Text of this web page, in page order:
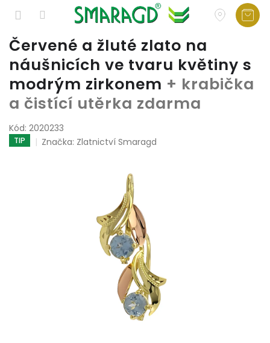
Přejít
obsah
Červené a žluté zlato na
náušnicích ve tvaru květiny s
modrým zirkonem + krabička
a čistící utěrka zdarma
Kód: 2020233
TIP Značka: Zlatnictví Smaragd